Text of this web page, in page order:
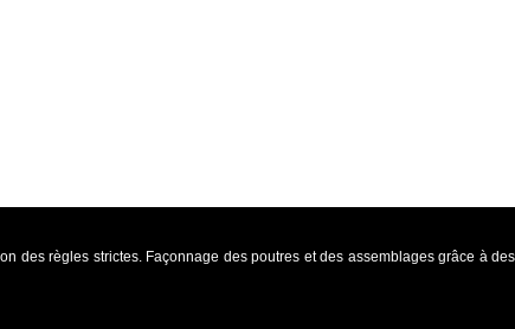
des règles strictes. Façonnage des poutres et des assemblages grâce à des